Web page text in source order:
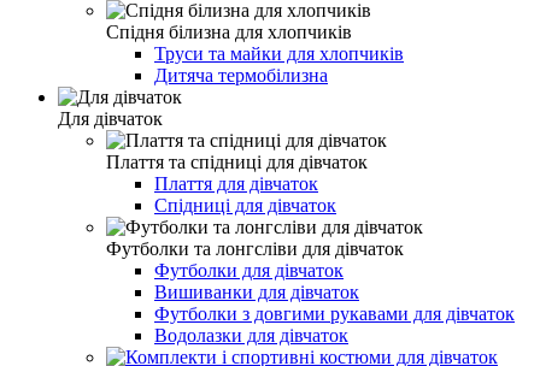
Спідня білизна для хлопчиків
Труси та майки для хлопчиків
Дитяча термобілизна
Для дівчаток
Плаття та спідниці для дівчаток
Плаття для дівчаток
Спідниці для дівчаток
Футболки та лонгсліви для дівчаток
Футболки для дівчаток
Вишиванки для дівчаток
Футболки з довгими рукавами для дівчаток
Водолазки для дівчаток